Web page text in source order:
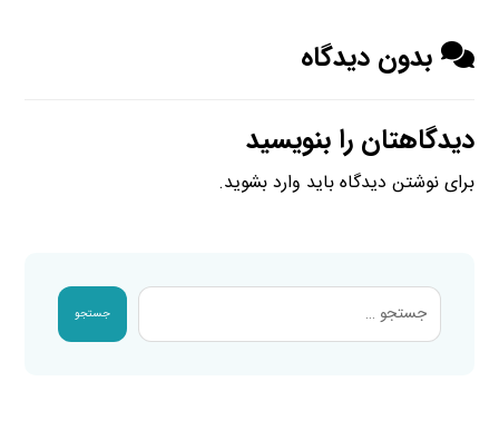
بدون دیدگاه
دیدگاهتان را بنویسید
برای نوشتن دیدگاه باید وارد بشوید.
جستجو